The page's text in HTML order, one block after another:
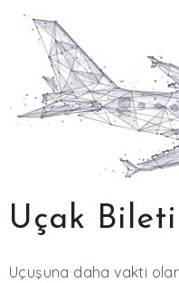
Uçak Bileti
Uçuşuna daha vakti